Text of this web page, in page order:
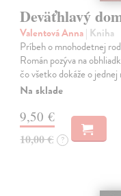
Deväťhlavý
Valentová Anna| Kniha
Príbeh o mnohodetnej
Román pozýva na
čo všetko dokáže o
Na sklade
9,50 €
10,00 € ?